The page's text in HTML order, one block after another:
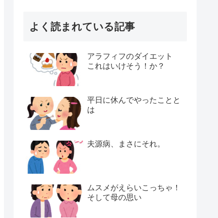
よく読まれている記事
アラフィフのダイエット
これはいけそう！か？
平日に休んでやったことと
は
夫源病、まさにそれ。
ムスメがえらいこっちゃ！
そして母の思い